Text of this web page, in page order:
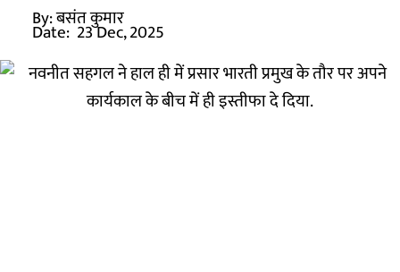
By:बसंत कुमार
Date: 23 Dec, 2025